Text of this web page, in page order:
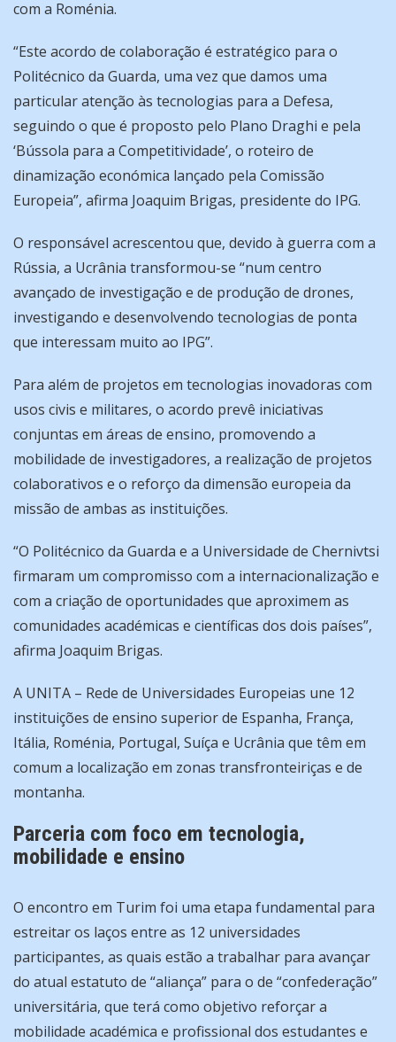
com a Roménia.
“Este acordo de colaboração é estratégico para o
Politécnico da Guarda, uma vez que damos uma
particular atenção às tecnologias para a Defesa,
seguindo o que é proposto pelo Plano Draghi e pela
‘Bússola para a Competitividade’, o roteiro de
dinamização económica lançado pela Comissão
Europeia”, afirma Joaquim Brigas, presidente do IPG.
O responsável acrescentou que, devido à guerra com a
Rússia, a Ucrânia transformou-se “num centro
avançado de investigação e de produção de drones,
investigando e desenvolvendo tecnologias de ponta
que interessam muito ao IPG”.
Para além de projetos em tecnologias inovadoras com
usos civis e militares, o acordo prevê iniciativas
conjuntas em áreas de ensino, promovendo a
mobilidade de investigadores, a realização de projetos
colaborativos e o reforço da dimensão europeia da
missão de ambas as instituições.
“O Politécnico da Guarda e a Universidade de Chernivtsi
firmaram um compromisso com a internacionalização e
com a criação de oportunidades que aproximem as
comunidades académicas e científicas dos dois países”,
afirma Joaquim Brigas.
A UNITA – Rede de Universidades Europeias une 12
instituições de ensino superior de Espanha, França,
Itália, Roménia, Portugal, Suíça e Ucrânia que têm em
comum a localização em zonas transfronteiriças e de
montanha.
Parceria com foco em tecnologia,
mobilidade e ensino
O encontro em Turim foi uma etapa fundamental para
estreitar os laços entre as 12 universidades
participantes, as quais estão a trabalhar para avançar
do atual estatuto de “aliança” para o de “confederação”
universitária, que terá como objetivo reforçar a
mobilidade académica e profissional dos estudantes e